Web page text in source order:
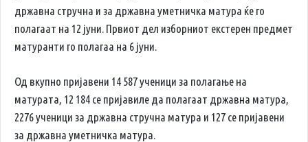
државна стручна и за државна уметничка матура ќе го
полагаат на 12 јуни. Првиот дел изборниот екстерен предмет
матуранти го полагаа на 6 јуни.
Од вкупно пријавени 14 587 ученици за полагање на
матурата, 12 184 се пријавиле да полагаат државна матура,
2276 ученици за државна стручна матура и 127 се пријавени
за државна уметничка матура.